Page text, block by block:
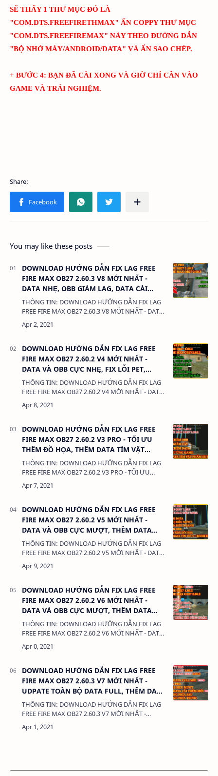
SẼ THẤY 1 THƯ MỤC ĐÓ LÀ
"COM.DTS.FREEFIRETHMAX" ẤN COPPY THƯ MỤC
"COM.DTS.FREEFIREMAX" NÀY THEO ĐƯỜNG DẪN
"BỘ NHỚ MÁY/ANDROID/DATA" VÀ ẤN SAO CHÉP.
+ BƯỚC 4: BẠN ĐÃ CÀI XONG VÀ GIỜ CHỈ CẦN VÀO
GAME VÀ TRẢI NGHIỆM.
You may like these posts
DOWNLOAD HƯỚNG DẪN FIX LAG FREE
FIRE MAX OB27 2.60.3 V8 MỚI NHẤT -
DATA NHẸ, OBB GIẢM LAG, DATA CÀI
THÊM BOOM KEO MINI
THÔNG TIN: DOWNLOAD HƯỚNG DẪN FIX LAG
FREE FIRE MAX OB27 2.60.3 V8 MỚI NHẤT - DATA
NHẸ, OBB GIẢM LAG, DATA CÀI THÊM BOOM KEO
DOWNLOAD HƯỚNG DẪN FIX LAG FREE
FIRE MAX OB27 2.60.2 V4 MỚI NHẤT -
DATA VÀ OBB CỰC NHẸ, FIX LỖI PET,
THÊM DATA TÌM MÁU
THÔNG TIN: DOWNLOAD HƯỚNG DẪN FIX LAG
FREE FIRE MAX OB27 2.60.2 V4 MỚI NHẤT - DATA
VÀ OBB CỰC NHẸ, FIX LỖI PET, THÊM DATA TÌM
DOWNLOAD HƯỚNG DẪN FIX LAG FREE
FIRE MAX OB27 2.60.2 V3 PRO - TỐI ƯU
THÊM ĐỒ HỌA, THÊM DATA TÌM VẬT
PHẨM SỰ KIỆN
THÔNG TIN: DOWNLOAD HƯỚNG DẪN FIX LAG
FREE FIRE MAX OB27 2.60.2 V3 PRO - TỐI ƯU
THÊM ĐỒ HỌA, THÊM DATA TÌM VẬT PHẨM SỰ
DOWNLOAD HƯỚNG DẪN FIX LAG FREE
FIRE MAX OB27 2.60.2 V5 MỚI NHẤT -
DATA VÀ OBB CỰC MƯỢT, THÊM DATA
TÌM ĐỒ 3 + BOOM KEO
THÔNG TIN: DOWNLOAD HƯỚNG DẪN FIX LAG
FREE FIRE MAX OB27 2.60.2 V5 MỚI NHẤT - DATA
VÀ OBB CỰC MƯỢT, THÊM DATA TÌM ĐỒ 3 +
BOOM KEO DUNG LƯỢNG: 380 Kb LIÊN KẾT:
DOWNLOAD HƯỚNG DẪN FIX LAG FREE
FIRE MAX OB27 2.60.2 V6 MỚI NHẤT -
DATA VÀ OBB CỰC MƯỢT, THÊM DATA
TÌM SÚNG NGẮM VÀ PHỤ KIỆN
THÔNG TIN: DOWNLOAD HƯỚNG DẪN FIX LAG
FREE FIRE MAX OB27 2.60.2 V6 MỚI NHẤT - DATA
VÀ OBB CỰC MƯỢT, THÊM DATA TÌM SÚNG
NGẮM VÀ PHỤ KIỆN DUNG LƯỢNG: 380 Kb LIÊN
DOWNLOAD HƯỚNG DẪN FIX LAG FREE
FIRE MAX OB27 2.60.3 V7 MỚI NHẤT -
UDPATE TOÀN BỘ DATA FULL, THÊM DATA
XÓA SÚNG
THÔNG TIN: DOWNLOAD HƯỚNG DẪN FIX LAG
FREE FIRE MAX OB27 2.60.3 V7 MỚI NHẤT -
UDPATE TOÀN BỘ DATA FULL, THÊM DATA XÓA